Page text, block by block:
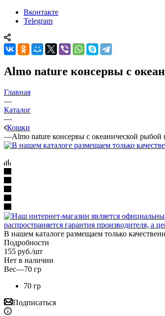
Вконтакте
Telegram
Almo nature консервы с
Главная
—
Каталог
—
Кошки
—Almo nature консервы с океанической рыбой
В нашем каталоге размещаем только
Подробности
155 руб./шт
Нет в наличии
Вес—70 гр
70 гр
Подписаться